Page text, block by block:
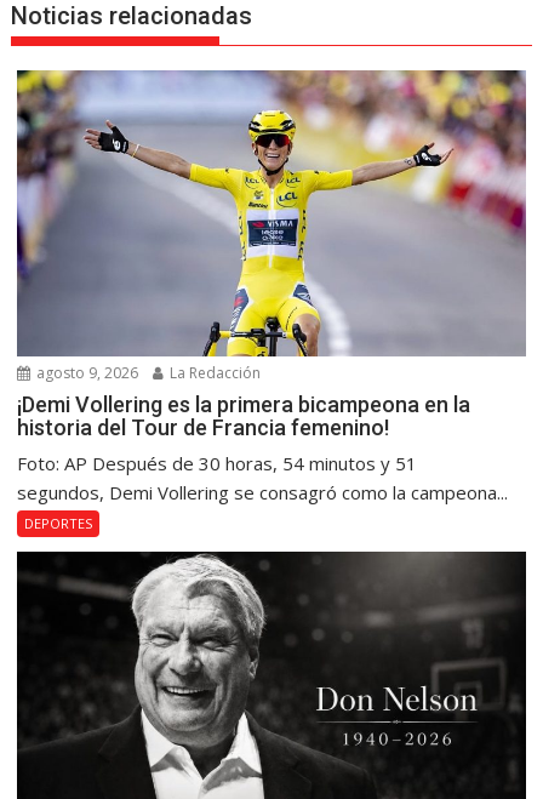
Noticias relacionadas
agosto 9, 2026 La Redacción
¡Demi Vollering es la primera bicampeona en la
historia del Tour de Francia femenino!
Foto: AP Después de 30 horas, 54 minutos y 51
segundos, Demi Vollering se consagró como la campeona...
DEPORTES